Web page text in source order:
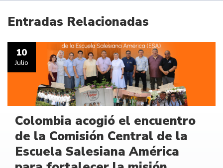
Entradas Relacionadas
10
Julio
Colombia acogió el encuentro
de la Comisión Central de la
Escuela Salesiana América